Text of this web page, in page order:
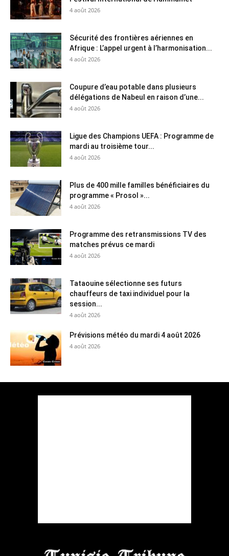
4 août 2026
Sécurité des frontières aériennes en
Afrique : L’appel urgent à l’harmonisation...
4 août 2026
Coupure d’eau potable dans plusieurs
délégations de Nabeul en raison d’une...
4 août 2026
Ligue des Champions UEFA : Programme de
mardi au troisième tour...
4 août 2026
Plus de 400 mille familles bénéficiaires du
programme « Prosol »...
4 août 2026
Programme des retransmissions TV des
matches prévus ce mardi
4 août 2026
Tataouine sélectionne ses futurs
chauffeurs de taxi individuel pour la
session...
4 août 2026
Prévisions météo du mardi 4 août 2026
4 août 2026